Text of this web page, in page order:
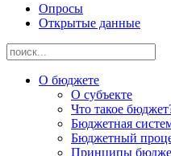
Опросы
Открытые данные
О бюджете
О субъекте
Что такое
Бюджетная
Бюджетный
Принципы